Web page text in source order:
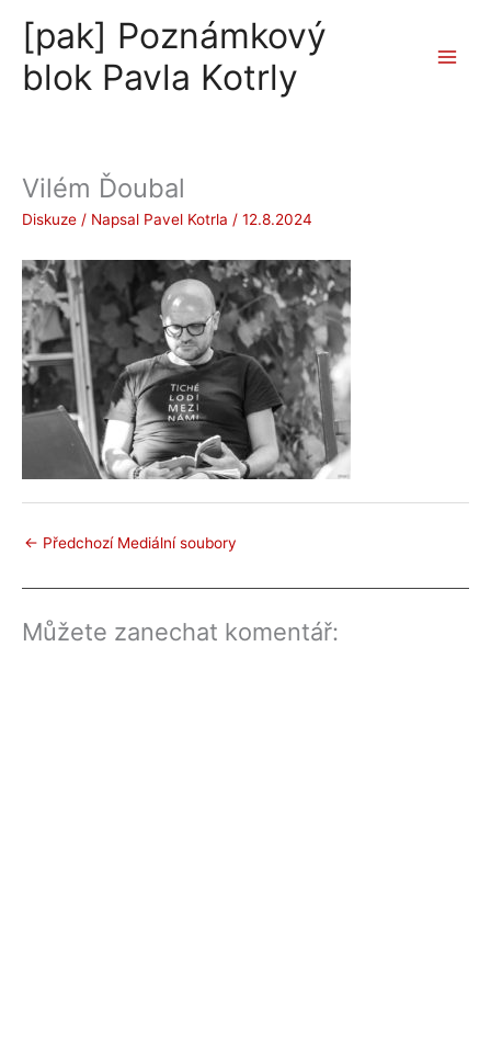
obsah
[pak] Poznámkový
blok Pavla Kotrly
Vilém Ďoubal
Diskuze / Napsal Pavel Kotrla / 12.8.2024
← Předchozí Mediální soubory
Můžete zanechat komentář: